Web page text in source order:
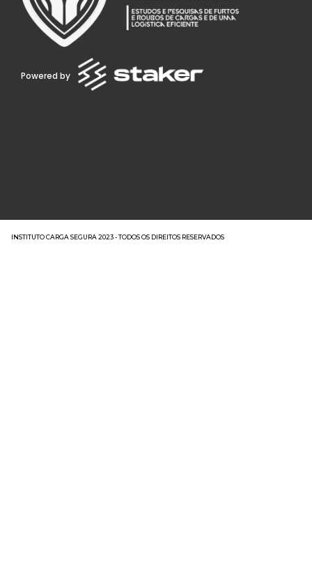
Powered by
INSTITUTO CARGA SEGURA 2023 - TODOS OS DIREITOS RESERVADOS